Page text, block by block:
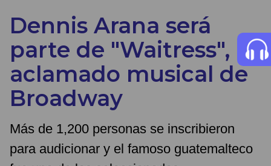
Dennis Arana será
parte de "Waitress",
aclamado musical de
Broadway
Más de 1,200 personas se inscribieron
para audicionar y el famoso guatemalteco